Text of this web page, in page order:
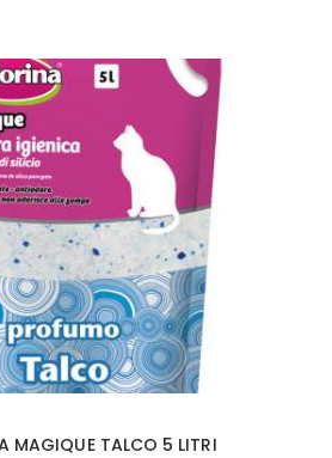
MAGIQUE TALCO 5 LITRI